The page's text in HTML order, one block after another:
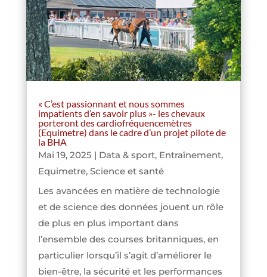
« C’est passionnant et nous sommes
impatients d’en savoir plus »- les chevaux
porteront des cardiofréquencemètres
(Equimetre) dans le cadre d’un projet pilote de
la BHA
Mai 19, 2025 | Data & sport, Entraînement,
Equimetre, Science et santé
Les avancées en matière de technologie
et de science des données jouent un rôle
de plus en plus important dans
l’ensemble des courses britanniques, en
particulier lorsqu’il s’agit d’améliorer le
bien-être, la sécurité et les performances